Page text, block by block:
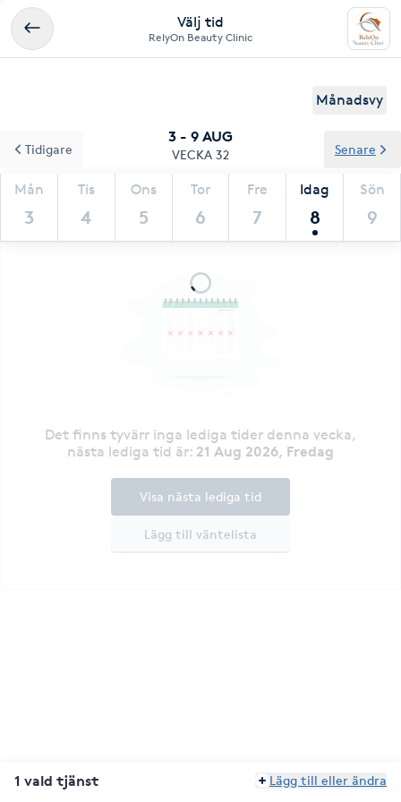
Välj tid
RelyOn Beauty Clinic
Månadsvy
3 - 9 AUG
VECKA 32
Mån
3
Tis
4
Ons
5
Tor
6
Fre
7
Idag
8
Sön
9
Tidigare Senare
Det finns tyvärr inga lediga tider denna vecka,
nästa lediga tid är: 21 Aug 2026, Fredag
Lägg till väntelista
Visa nästa lediga tid
1 vald tjänst Lägg till eller ändra